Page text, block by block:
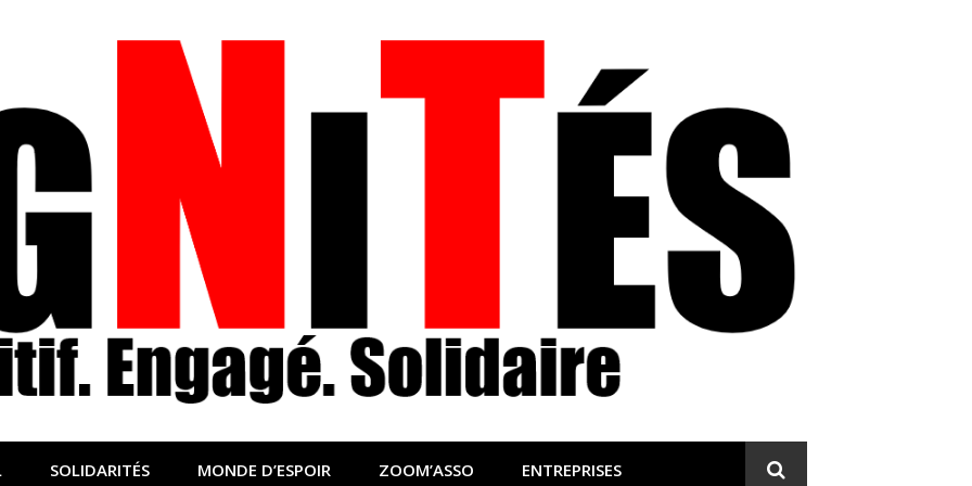
sociale, solidaire et engagée
SOLIDARITÉS MONDE D’ESPOIR ZOOM’ASSO ENTREPRISES